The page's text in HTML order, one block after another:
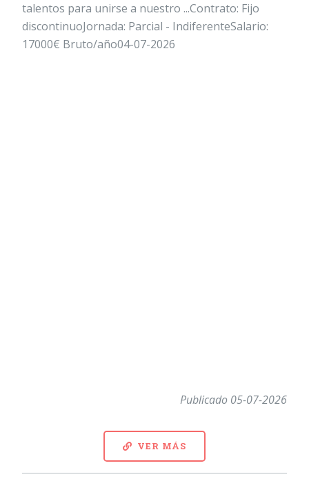
talentos para unirse a nuestro ...Contrato: Fijo
discontinuoJornada: Parcial - IndiferenteSalario:
17000€ Bruto/año04-07-2026
Publicado 05-07-2026
VER MÁS